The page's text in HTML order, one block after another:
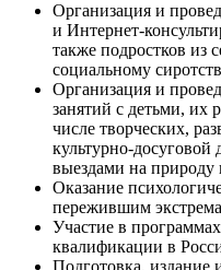
Организация и
и Интернет-
также подростков из
социальному
Организация и
занятий с детьми, их
числе творческих,
культурно-досуговой
выездами на природу
Оказание
пережившим
Участие в
квалификации в